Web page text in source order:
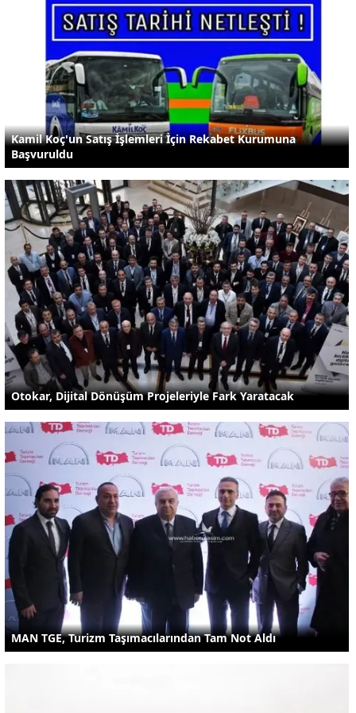
Kamil Koç'un Satış İşlemleri İçin Rekabet Kurumuna
Başvuruldu
Otokar, Dijital Dönüşüm Projeleriyle Fark Yaratacak
MAN TGE, Turizm Taşımacılarından Tam Not Aldı